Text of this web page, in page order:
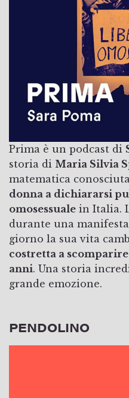
Prima è un podcast di
storia di Maria Silvia
matematica
donna a dichiararsi
omosessuale in Italia.
durante una
giorno la sua vita
costretta a
anni. Una storia
grande emozione.
PENDOLINO